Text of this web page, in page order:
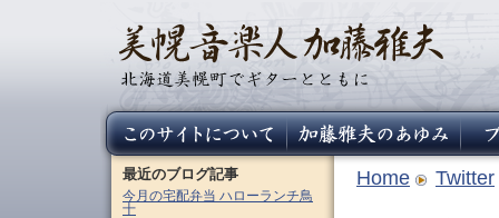
Home Twitter
最近のブログ記事
今月の宅配弁当 ハローランチ鳥
十